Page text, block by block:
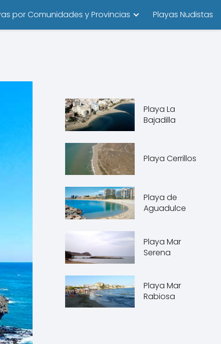
por Comunidades y Provincias Playas Nudistas
Playa La
Bajadilla
Playa Cerrillos
Playa de
Aguadulce
Playa Mar
Serena
Playa Mar
Rabiosa